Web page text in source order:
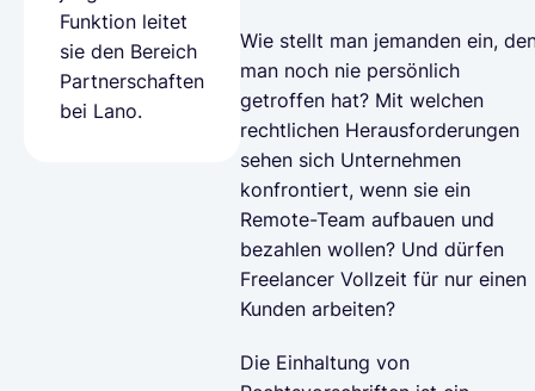
Funktion leitet
sie den Bereich
Partnerschaften
bei Lano.
Wie stellt man jemanden ein,
man noch nie persönlich
getroffen hat? Mit welchen
rechtlichen Herausforderungen
sehen sich Unternehmen
konfrontiert, wenn sie ein
Remote-Team aufbauen und
bezahlen wollen? Und dürfen
Freelancer Vollzeit für nur einen
Kunden arbeiten?
Die Einhaltung von